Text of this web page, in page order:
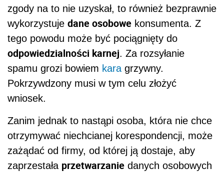
zgody na to nie uzyskał, to również bezprawnie
wykorzystuje dane osobowe konsumenta. Z
tego powodu może być pociągnięty do
odpowiedzialności karnej. Za rozsyłanie
spamu grozi bowiem kara grzywny.
Pokrzywdzony musi w tym celu złożyć
wniosek.
Zanim jednak to nastąpi osoba, która nie chce
otrzymywać niechcianej korespondencji, może
zażądać od firmy, od której ją dostaje, aby
zaprzestała przetwarzanie danych osobowych